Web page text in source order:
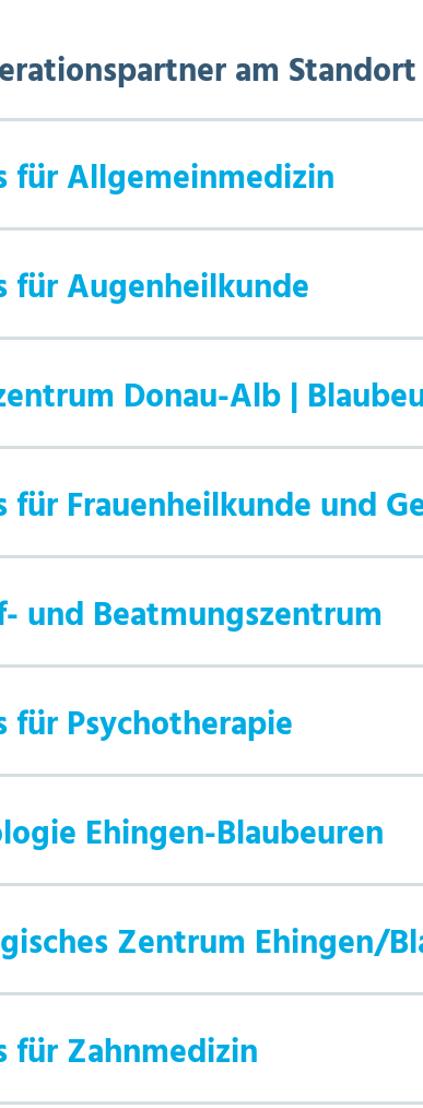
am
für Allgemeinmedizin
für Augenheilkunde
Donau-Alb |
für Frauenheilkunde und
und Beatmungszentrum
für Psychotherapie
Ehingen-Blaubeuren
Zentrum Ehingen/
für Zahnmedizin